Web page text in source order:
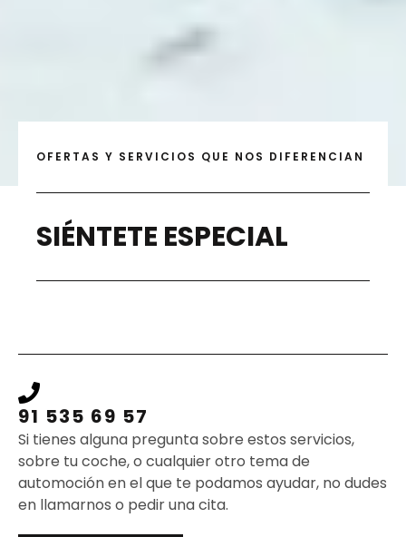
OFERTAS Y SERVICIOS QUE NOS DIFERENCIAN
SIÉNTETE ESPECIAL
91 535 69 57
Si tienes alguna pregunta sobre estos servicios,
sobre tu coche, o cualquier otro tema de
automoción en el que te podamos ayudar, no dudes
en llamarnos o pedir una cita.